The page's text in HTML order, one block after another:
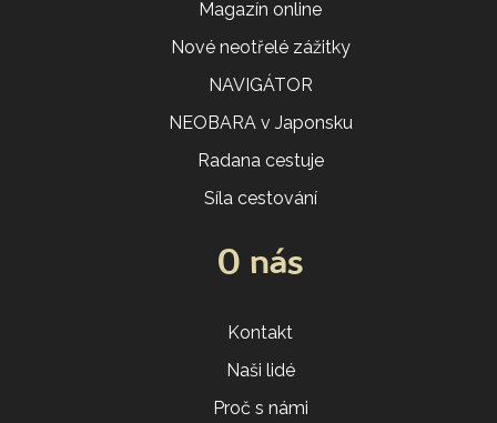
Magazín online
Nové neotřelé zážitky
NAVIGÁTOR
NEOBARA v Japonsku
Radana cestuje
Síla cestování
O nás
Kontakt
Naši lidé
Proč s námi